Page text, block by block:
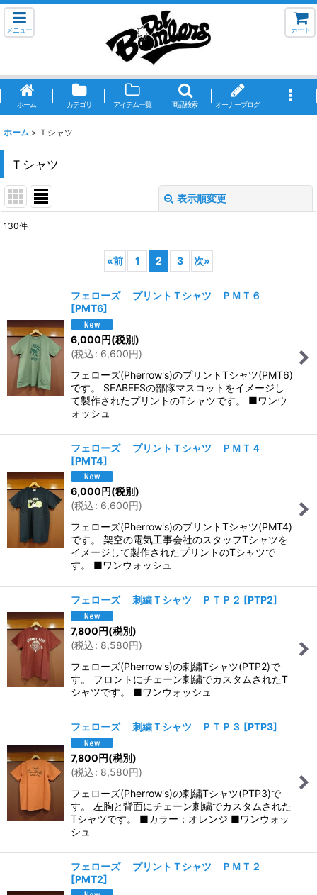
メニュー カート
ホーム カテゴリ アイテム一覧 商品検索 オーナーブログ
ホーム > Ｔシャツ
Ｔシャツ
表示順変更
130件
«前 1 2 3 次»
フェローズ プリントＴシャツ ＰＭＴ６
[PMT6]
6,000円(税別)
(税込: 6,600円)
フェローズ(Pherrow's)のプリントTシャツ(PMT6)
です。 SEABEESの部隊マスコットをイメージし
て製作されたプリントのTシャツです。 ■ワンウ
ォッシュ
フェローズ プリントＴシャツ ＰＭＴ４
[PMT4]
6,000円(税別)
(税込: 6,600円)
フェローズ(Pherrow's)のプリントTシャツ(PMT4)
です。 架空の電気工事会社のスタッフTシャツを
イメージして製作されたプリントのTシャツで
す。 ■ワンウォッシュ
フェローズ 刺繍Ｔシャツ ＰＴＰ２ [PTP2]
7,800円(税別)
(税込: 8,580円)
フェローズ(Pherrow's)の刺繍Tシャツ(PTP2)で
す。 フロントにチェーン刺繍でカスタムされたT
シャツです。 ■ワンウォッシュ
フェローズ 刺繍Ｔシャツ ＰＴＰ３ [PTP3]
7,800円(税別)
(税込: 8,580円)
フェローズ(Pherrow's)の刺繍Tシャツ(PTP3)で
す。 左胸と背面にチェーン刺繍でカスタムされた
Tシャツです。 ■カラー：オレンジ ■ワンウォッ
シュ
フェローズ プリントＴシャツ ＰＭＴ２
[PMT2]